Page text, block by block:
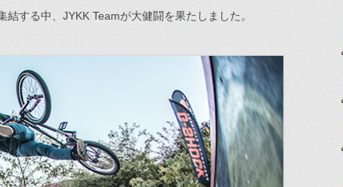
する中、JYKK Teamが大健闘を果たしました。